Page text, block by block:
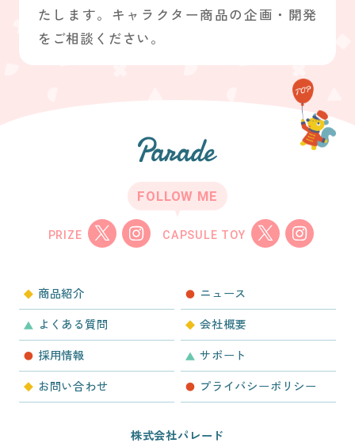
たします。キャラクター商品の企画・開発
をご相談ください。
FOLLOW ME
PRIZE CAPSULE TOY
商品紹介 ニュース
よくある質問 会社概要
採用情報 サポート
お問い合わせ プライバシーポリシー
株式会社パレード